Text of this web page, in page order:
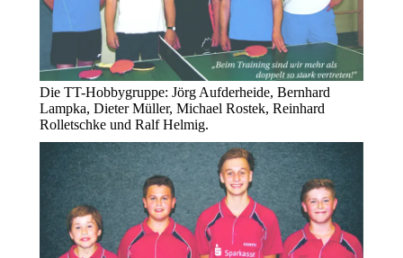
Die TT-Hobbygruppe: Jörg Aufderheide, Bernhard
Lampka, Dieter Müller, Michael Rostek, Reinhard
Rolletschke und Ralf Helmig.